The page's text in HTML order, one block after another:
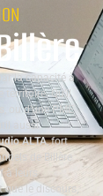
la capacité à
Qu’il
, ou d’une PME
aussi
ALTA, fort
de Billère
à leurs
le discours,